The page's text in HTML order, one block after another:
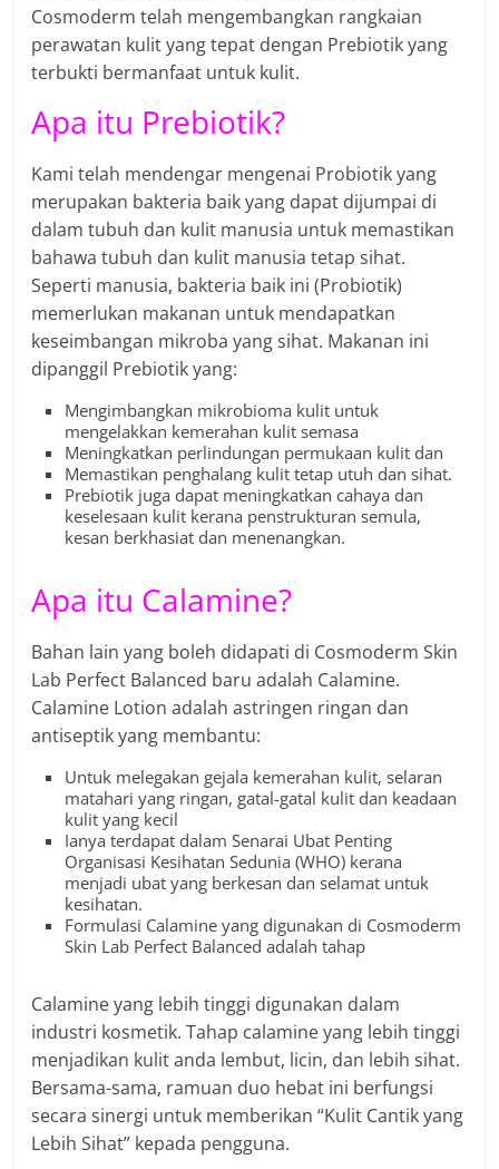
Cosmoderm telah mengembangkan rangkaian
perawatan kulit yang tepat dengan Prebiotik yang
terbukti bermanfaat untuk kulit.
Apa itu Prebiotik?
Kami telah mendengar mengenai Probiotik yang
merupakan bakteria baik yang dapat dijumpai di
dalam tubuh dan kulit manusia untuk memastikan
bahawa tubuh dan kulit manusia tetap sihat.
Seperti manusia, bakteria baik ini (Probiotik)
memerlukan makanan untuk mendapatkan
keseimbangan mikroba yang sihat. Makanan ini
dipanggil Prebiotik yang:
Mengimbangkan mikrobioma kulit untuk
mengelakkan kemerahan kulit semasa
Meningkatkan perlindungan permukaan kulit dan
Memastikan penghalang kulit tetap utuh dan sihat.
Prebiotik juga dapat meningkatkan cahaya dan
keselesaan kulit kerana penstrukturan semula,
kesan berkhasiat dan menenangkan.
Apa itu Calamine?
Bahan lain yang boleh didapati di Cosmoderm Skin
Lab Perfect Balanced baru adalah Calamine.
Calamine Lotion adalah astringen ringan dan
antiseptik yang membantu:
Untuk melegakan gejala kemerahan kulit, selaran
matahari yang ringan, gatal-gatal kulit dan keadaan
kulit yang kecil
Ianya terdapat dalam Senarai Ubat Penting
Organisasi Kesihatan Sedunia (WHO) kerana
menjadi ubat yang berkesan dan selamat untuk
kesihatan.
Formulasi Calamine yang digunakan di Cosmoderm
Skin Lab Perfect Balanced adalah tahap
Calamine yang lebih tinggi digunakan dalam
industri kosmetik. Tahap calamine yang lebih tinggi
menjadikan kulit anda lembut, licin, dan lebih sihat.
Bersama-sama, ramuan duo hebat ini berfungsi
secara sinergi untuk memberikan “Kulit Cantik yang
Lebih Sihat” kepada pengguna.